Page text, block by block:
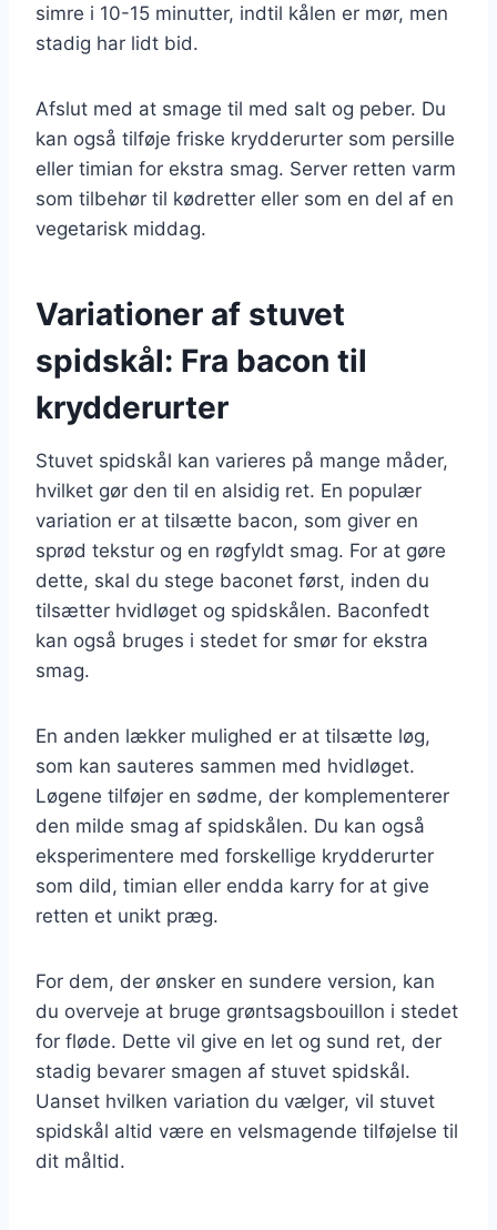
simre i 10-15 minutter, indtil kålen er mør, men
stadig har lidt bid.
Afslut med at smage til med salt og peber. Du
kan også tilføje friske krydderurter som persille
eller timian for ekstra smag. Server retten varm
som tilbehør til kødretter eller som en del af en
vegetarisk middag.
Variationer af stuvet
spidskål: Fra bacon til
krydderurter
Stuvet spidskål kan varieres på mange måder,
hvilket gør den til en alsidig ret. En populær
variation er at tilsætte bacon, som giver en
sprød tekstur og en røgfyldt smag. For at gøre
dette, skal du stege baconet først, inden du
tilsætter hvidløget og spidskålen. Baconfedt
kan også bruges i stedet for smør for ekstra
smag.
En anden lækker mulighed er at tilsætte løg,
som kan sauteres sammen med hvidløget.
Løgene tilføjer en sødme, der komplementerer
den milde smag af spidskålen. Du kan også
eksperimentere med forskellige krydderurter
som dild, timian eller endda karry for at give
retten et unikt præg.
For dem, der ønsker en sundere version, kan
du overveje at bruge grøntsagsbouillon i stedet
for fløde. Dette vil give en let og sund ret, der
stadig bevarer smagen af stuvet spidskål.
Uanset hvilken variation du vælger, vil stuvet
spidskål altid være en velsmagende tilføjelse til
dit måltid.